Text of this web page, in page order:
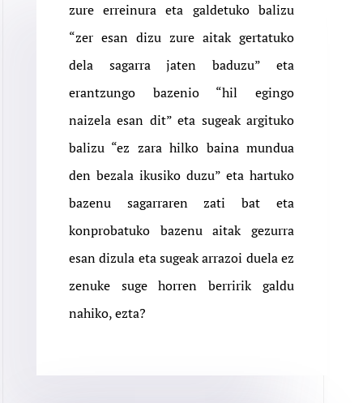
zure erreinura eta galdetuko balizu
“zer esan dizu zure aitak gertatuko
dela sagarra jaten baduzu” eta
erantzungo bazenio “hil egingo
naizela esan dit” eta sugeak argituko
balizu “ez zara hilko baina mundua
den bezala ikusiko duzu” eta hartuko
bazenu sagarraren zati bat eta
konprobatuko bazenu aitak gezurra
esan dizula eta sugeak arrazoi duela ez
zenuke suge horren berririk galdu
nahiko, ezta?